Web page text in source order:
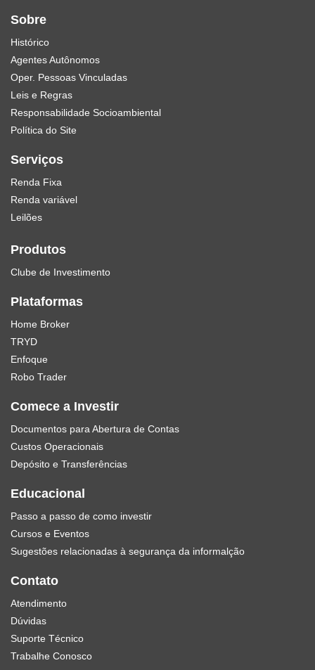
Sobre
Histórico
Agentes Autônomos
Oper. Pessoas Vinculadas
Leis e Regras
Responsabilidade Socioambiental
Política do Site
Serviços
Renda Fixa
Renda variável
Leilões
Produtos
Clube de Investimento
Plataformas
Home Broker
TRYD
Enfoque
Robo Trader
Comece a Investir
Documentos para Abertura de Contas
Custos Operacionais
Depósito e Transferências
Educacional
Passo a passo de como investir
Cursos e Eventos
Sugestões relacionadas à segurança da informalção
Contato
Atendimento
Dúvidas
Suporte Técnico
Trabalhe Conosco